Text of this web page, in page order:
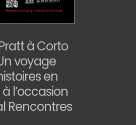
à Corto
voyage
en
l’occasion
Rencontres